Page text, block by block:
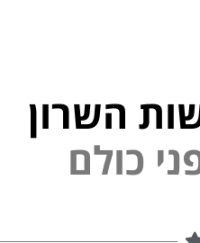
השרון